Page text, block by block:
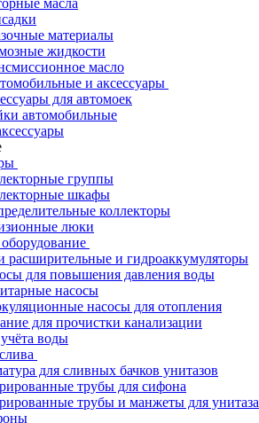
материалы
жидкости
масло
и аксессуары
для автомоек
автомобильные
группы
шкафы
коллекторы
люки
расширительные и гидроаккумуляторы
для повышения давления воды
насосы
насосы для отопления
для прочистки канализации
воды
для сливных бачков унитазов
трубы для сифона
трубы и манжеты для унитаза